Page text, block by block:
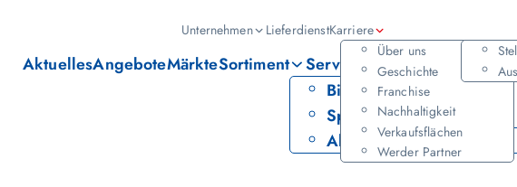
AktuellesAngeboteMärkteSortiment
Bier
Spirituosen
Alkoholfrei
Services
PAYBACK
Leihservice
Unternehmen
Über uns
Geschichte
Franchise
Nachhaltigkeit
Verkaufsflächen
Werder Partner
LieferdienstKarriere